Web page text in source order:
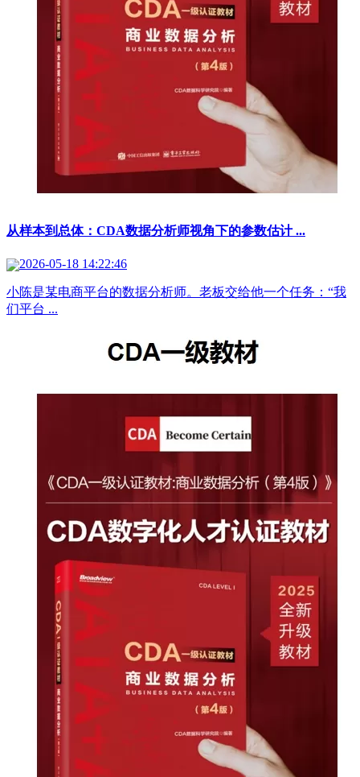
从样本到总体：CDA数据分析师视角下的参数估计 ...
2026-05-18 14:22:46
小陈是某电商平台的数据分析师。老板交给他一个任务：“我
们平台 ...